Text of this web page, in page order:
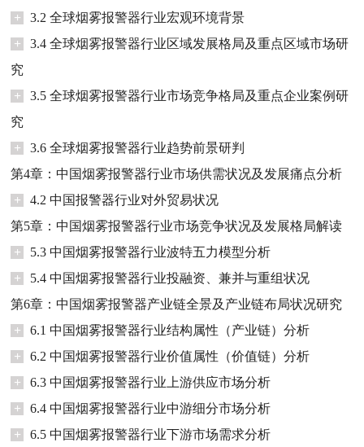
+
3.2 全球烟雾报警器行业宏观环境背景
+
3.4 全球烟雾报警器行业区域发展格局及重点区域市场研
究
+
3.5 全球烟雾报警器行业市场竞争格局及重点企业案例研
究
+
3.6 全球烟雾报警器行业趋势前景研判
第4章：中国烟雾报警器行业市场供需状况及发展痛点分析
+
4.2 中国报警器行业对外贸易状况
第5章：中国烟雾报警器行业市场竞争状况及发展格局解读
+
5.3 中国烟雾报警器行业波特五力模型分析
+
5.4 中国烟雾报警器行业投融资、兼并与重组状况
第6章：中国烟雾报警器产业链全景及产业链布局状况研究
+
6.1 中国烟雾报警器行业结构属性（产业链）分析
+
6.2 中国烟雾报警器行业价值属性（价值链）分析
+
6.3 中国烟雾报警器行业上游供应市场分析
+
6.4 中国烟雾报警器行业中游细分市场分析
+
6.5 中国烟雾报警器行业下游市场需求分析